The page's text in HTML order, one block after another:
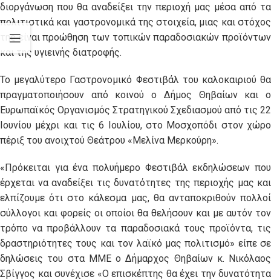
διοργάνωση που θα αναδείξει την περιοχή μας μέσα από τα
πολιτιστικά και γαστρονομικά της στοιχεία, μιας και στόχος
της είναι προώθηση των τοπικών παραδοσιακών προϊόντων
και της υγιεινής διατροφής.
Το μεγαλύτερο Γαστρονομικό Φεστιβάλ του καλοκαιριού θα
πραγματοποιήσουν από κοινού ο Δήμος Θηβαίων και ο
Ευρωπαϊκός Οργανισμός Στρατηγικού Σχεδιασμού από τις 22
Ιουνίου μέχρι και τις 6 Ιουλίου, στο Μοσχοπόδι στον χώρο
πέριξ του ανοιχτού Θεάτρου «Μελίνα Μερκούρη».
«Πρόκειται για ένα πολυήμερο Φεστιβάλ εκδηλώσεων που
έρχεται να αναδείξει τις δυνατότητες της περιοχής μας και
ελπίζουμε ότι στο κάλεσμα μας, θα ανταποκριθούν πολλοί
σύλλογοι και φορείς οι οποίοι θα θελήσουν και με αυτόν τον
τρόπο να προβάλλουν τα παραδοσιακά τους προϊόντα, τις
δραστηριότητες τους και τον λαϊκό μας πολιτισμό» είπε σε
δηλώσεις του στα ΜΜΕ ο Δήμαρχος Θηβαίων κ. Νικόλαος
Σβίγγος και συνέχισε «Ο επισκέπτης θα έχει την δυνατότητα